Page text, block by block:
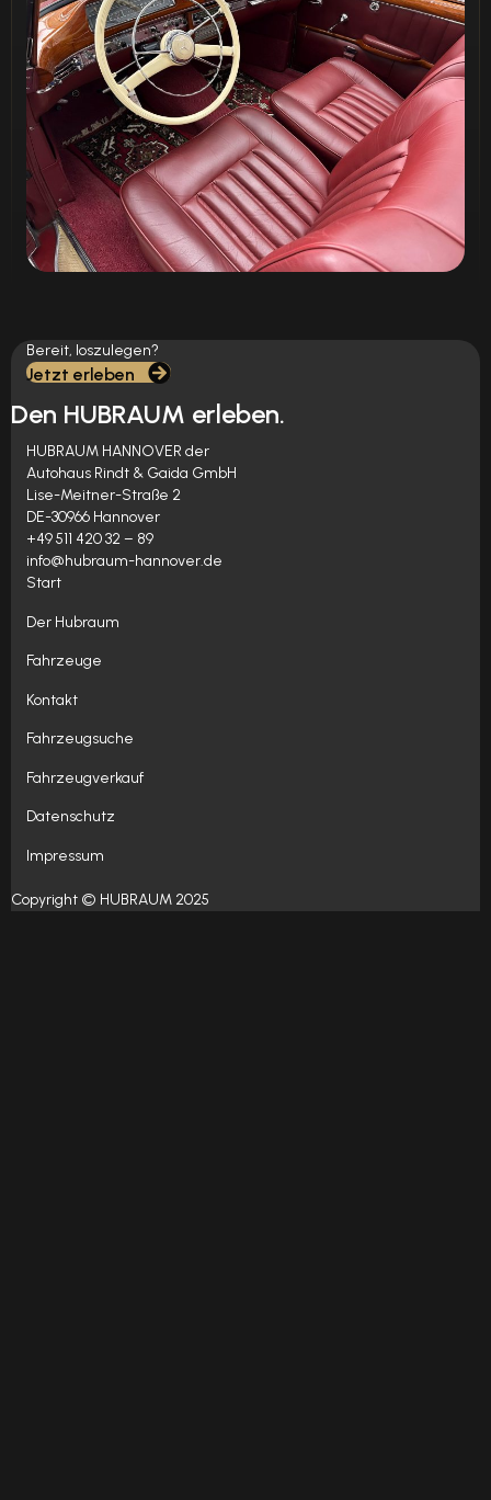
Bereit, loszulegen?
Jetzt erleben
Den HUBRAUM erleben.
HUBRAUM HANNOVER der
Autohaus Rindt & Gaida GmbH
Lise-Meitner-Straße 2
DE-30966 Hannover
+49 511 420 32 – 89
info@hubraum-hannover.de
Start
Der Hubraum
Fahrzeuge
Kontakt
Fahrzeugsuche
Fahrzeugverkauf
Datenschutz
Impressum
Copyright © HUBRAUM 2025